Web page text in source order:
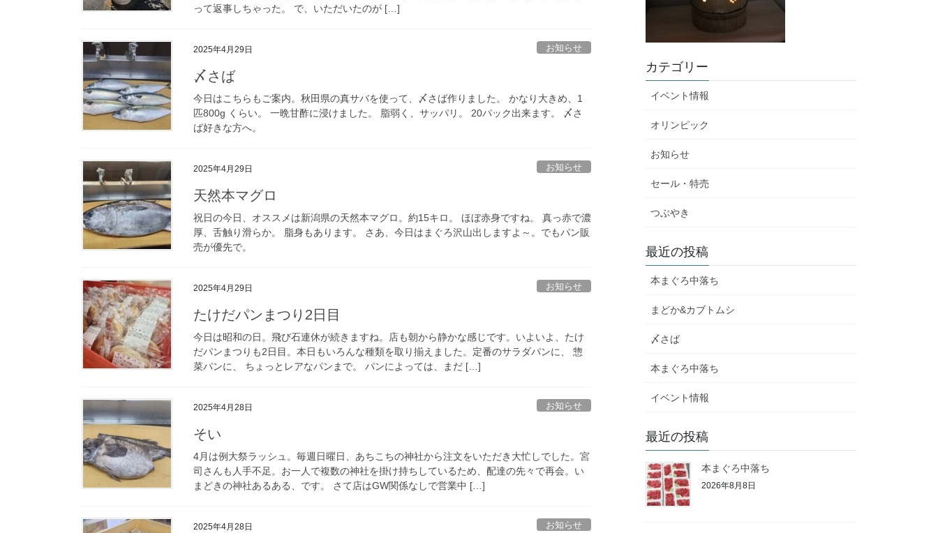
って返事しちゃった。 で、いただいたのが […]
2025年4月29日 お知らせ
〆さば
今日はこちらもご案内。秋田県の真サバを使って、〆さば作りました。 かなり大きめ、1
匹800g くらい。 一晩甘酢に浸けました。 脂弱く、サッパリ。 20パック出来ます。 〆さ
ば好きな方へ。
2025年4月29日 お知らせ
天然本マグロ
祝日の今日、オススメは新潟県の天然本マグロ。約15キロ。 ほぼ赤身ですね。 真っ赤で濃
厚、舌触り滑らか。 脂身もあります。 さあ、今日はまぐろ沢山出しますよ～。でもパン販
売が優先で。
2025年4月29日 お知らせ
たけだパンまつり2日目
今日は昭和の日。飛び石連休が続きますね。店も朝から静かな感じです。いよいよ、たけ
だパンまつりも2日目。本日もいろんな種類を取り揃えました。定番のサラダパンに、 惣
菜パンに、 ちょっとレアなパンまで。 パンによっては、まだ […]
2025年4月28日 お知らせ
そい
4月は例大祭ラッシュ。毎週日曜日、あちこちの神社から注文をいただき大忙しでした。宮
司さんも人手不足。お一人で複数の神社を掛け持ちしているため、配達の先々で再会。い
まどきの神社あるある、です。 さて店はGW関係なしで営業中 […]
2025年4月28日 お知らせ
カテゴリー
イベント情報
オリンピック
お知らせ
セール・特売
つぶやき
最近の投稿
本まぐろ中落ち
まどか&カブトムシ
〆さば
本まぐろ中落ち
イベント情報
最近の投稿
本まぐろ中落ち
2026年8月8日